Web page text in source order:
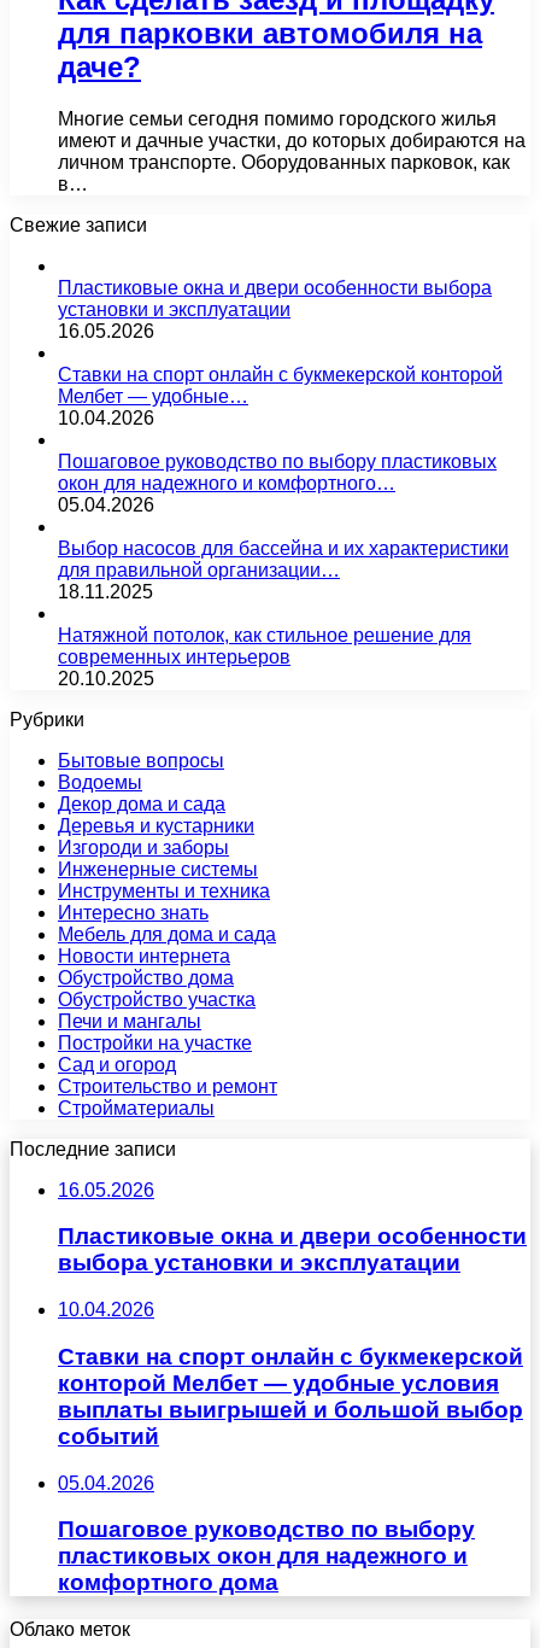
для парковки автомобиля на
даче?
Многие семьи сегодня помимо городского жилья
имеют и дачные участки, до которых добираются на
личном транспорте. Оборудованных парковок, как
в…
Свежие записи
Пластиковые окна и двери особенности выбора
установки и эксплуатации
16.05.2026
Ставки на спорт онлайн с букмекерской конторой
Мелбет — удобные…
10.04.2026
Пошаговое руководство по выбору пластиковых
окон для надежного и комфортного…
05.04.2026
Выбор насосов для бассейна и их характеристики
для правильной организации…
18.11.2025
Натяжной потолок, как стильное решение для
современных интерьеров
20.10.2025
Рубрики
Бытовые вопросы
Водоемы
Декор дома и сада
Деревья и кустарники
Изгороди и заборы
Инженерные системы
Инструменты и техника
Интересно знать
Мебель для дома и сада
Новости интернета
Обустройство дома
Обустройство участка
Печи и мангалы
Постройки на участке
Сад и огород
Строительство и ремонт
Стройматериалы
Последние записи
16.05.2026
Пластиковые окна и двери особенности
выбора установки и эксплуатации
10.04.2026
Ставки на спорт онлайн с букмекерской
конторой Мелбет — удобные условия
выплаты выигрышей и большой выбор
событий
05.04.2026
Пошаговое руководство по выбору
пластиковых окон для надежного и
комфортного дома
Облако меток